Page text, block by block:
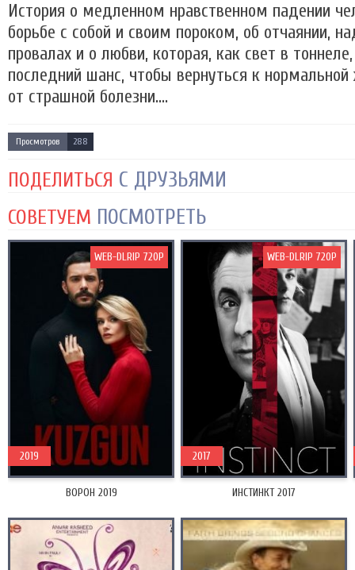
История о медленном нравственном падении
борьбе с собой и своим пороком, об отчаянии,
провалах и о любви, которая, как свет в
последний шанс, чтобы вернуться к нормальной
от страшной болезни....
Просмотров 288
ПОДЕЛИТЬСЯ С ДРУЗЬЯМИ
СОВЕТУЕМ ПОСМОТРЕТЬ
ВОРОН 2019
2019
WEB-DLRIP 720P
ИНСТИНКТ 2017
2017
WEB-DLRIP 720P